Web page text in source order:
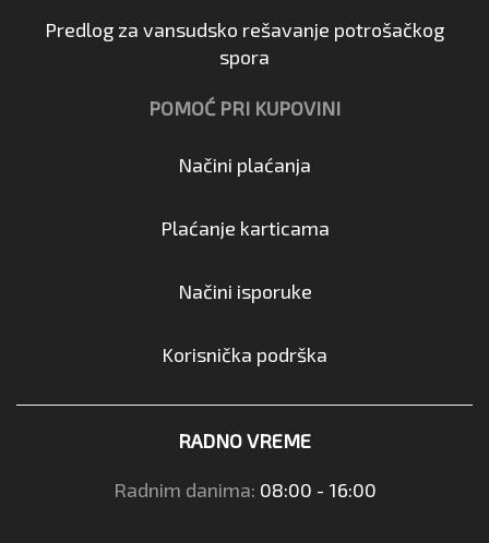
Predlog za vansudsko rešavanje potrošačkog
spora
POMOĆ PRI KUPOVINI
Načini plaćanja
Plaćanje karticama
Načini isporuke
Korisnička podrška
RADNO VREME
Radnim danima: 08:00 - 16:00